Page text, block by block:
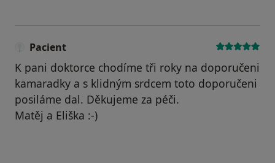
Pacient
K pani doktorce chodíme tři roky na doporučeni
kamaradky a s klidným srdcem toto doporučeni
posiláme dal. Děkujeme za péči.
Matěj a Eliška :-)